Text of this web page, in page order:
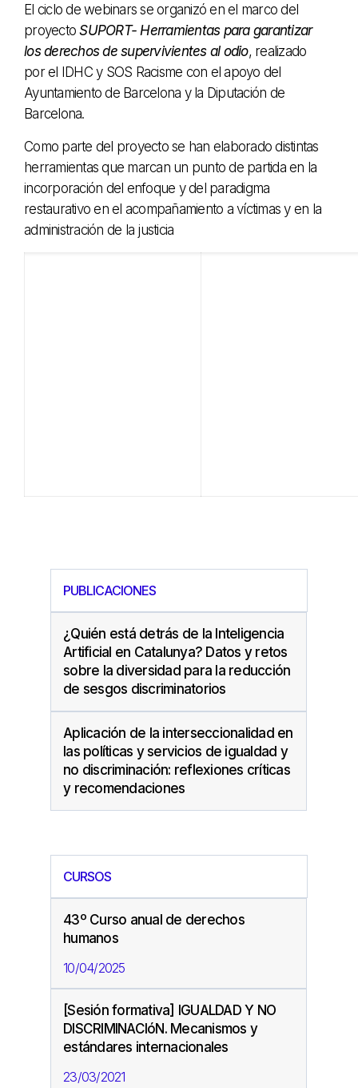
El ciclo de webinars se organizó en el marco del
proyectoSUPORT- Herramientas para garantizar
los derechos de supervivientes al odio, realizado
por el IDHC y SOS Racisme con el apoyo del
Ayuntamiento de Barcelona y la Diputación de
Barcelona.
Como parte del proyecto se han elaborado distintas
herramientas que marcan un punto de partida en la
incorporación del enfoque y del paradigma
restaurativo en el acompañamiento a víctimas y en la
administración de la justicia
PUBLICACIONES
¿Quién está detrás de la Inteligencia
Artificial en Catalunya? Datos y retos
sobre la diversidad para la reducción
de sesgos discriminatorios
Aplicación de la interseccionalidad en
las políticas y servicios de igualdad y
no discriminación: reflexiones críticas
y recomendaciones
CURSOS
43º Curso anual de derechos
humanos
10/04/2025
[Sesión formativa] IGUALDAD Y NO
DISCRIMINACIóN. Mecanismos y
estándares internacionales
23/03/2021